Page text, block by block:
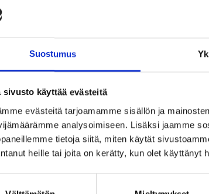
Suostumus
sivusto käyttää evästeitä
evästeitä tarjoamamme sisällön ja
analysoimiseen. Lisäksi jaamme
tietoja siitä, miten käytät
heille tai joita on kerätty, kun olet käyttänyt